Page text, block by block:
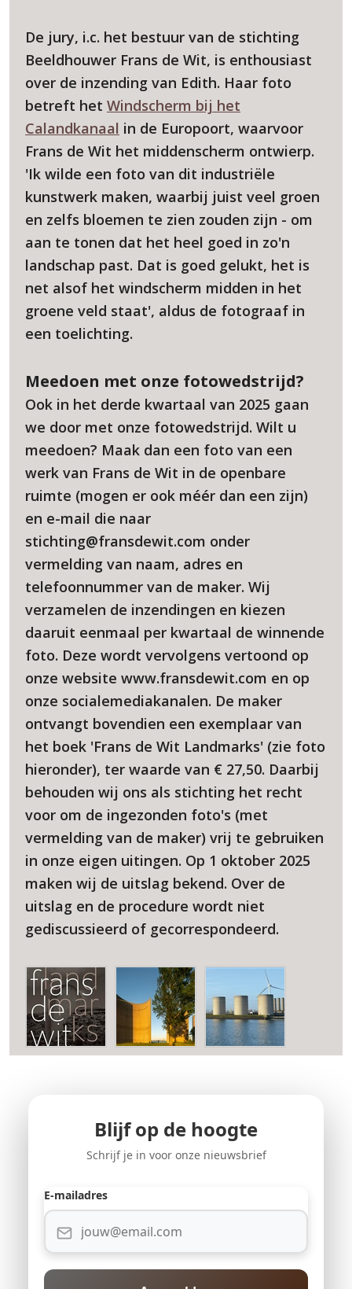
De jury, i.c. het bestuur van de stichting
Beeldhouwer Frans de Wit, is enthousiast
over de inzending van Edith. Haar foto
betreft het Windscherm bij het
Calandkanaal in de Europoort, waarvoor
Frans de Wit het middenscherm ontwierp.
'Ik wilde een foto van dit industriële
kunstwerk maken, waarbij juist veel groen
en zelfs bloemen te zien zouden zijn - om
aan te tonen dat het heel goed in zo'n
landschap past. Dat is goed gelukt, het is
net alsof het windscherm midden in het
groene veld staat', aldus de fotograaf in
een toelichting.
Meedoen met onze fotowedstrijd?
Ook in het derde kwartaal van 2025 gaan
we door met onze fotowedstrijd. Wilt u
meedoen? Maak dan een foto van een
werk van Frans de Wit in de openbare
ruimte (mogen er ook méér dan een zijn)
en e-mail die naar
stichting@fransdewit.com onder
vermelding van naam, adres en
telefoonnummer van de maker. Wij
verzamelen de inzendingen en kiezen
daaruit eenmaal per kwartaal de winnende
foto. Deze wordt vervolgens vertoond op
onze website www.fransdewit.com en op
onze socialemediakanalen. De maker
ontvangt bovendien een exemplaar van
het boek 'Frans de Wit Landmarks' (zie foto
hieronder), ter waarde van € 27,50. Daarbij
behouden wij ons als stichting het recht
voor om de ingezonden foto's (met
vermelding van de maker) vrij te gebruiken
in onze eigen uitingen. Op 1 oktober 2025
maken wij de uitslag bekend. Over de
uitslag en de procedure wordt niet
gediscussieerd of gecorrespondeerd.
Blijf op de hoogte
Schrijf je in voor onze nieuwsbrief
E-mailadres